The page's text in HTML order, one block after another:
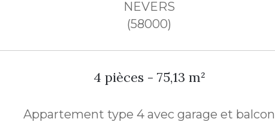
NEVERS
(58000)
4 pièces - 75,13 m²
Appartement type 4 avec garage et balcon